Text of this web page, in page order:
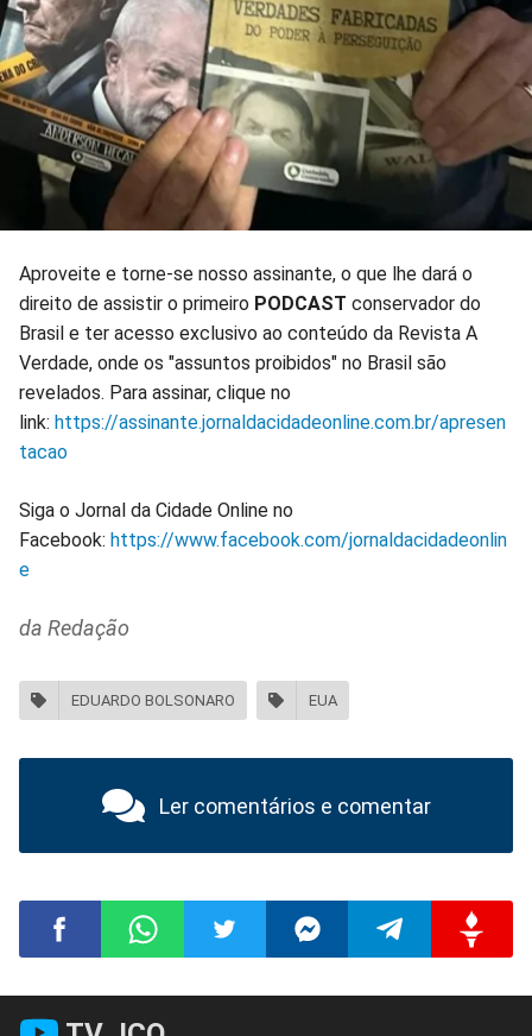
Aproveite e torne-se nosso assinante, o que lhe dará o
direito de assistir o primeiro PODCAST conservador do
Brasil e ter acesso exclusivo ao conteúdo da Revista A
Verdade, onde os "assuntos proibidos" no Brasil são
revelados. Para assinar, clique no
link: https://assinante.jornaldacidadeonline.com.br/apresen
tacao
Siga o Jornal da Cidade Online no
Facebook: https://www.facebook.com/jornaldacidadeonlin
e
da Redação
EDUARDO BOLSONARO EUA
Ler comentários e comentar
Compartilhar